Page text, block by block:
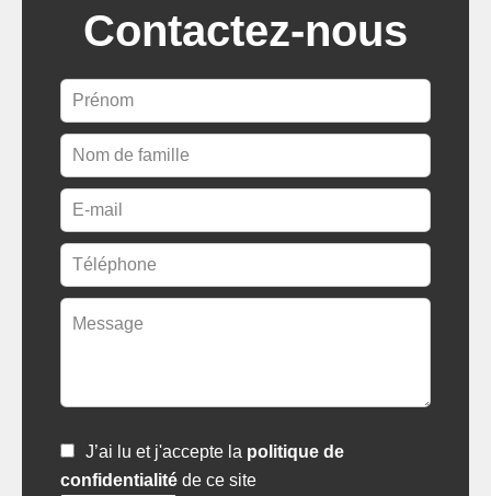
Contactez-nous
J’ai lu et j'accepte la politique de
confidentialité de ce site